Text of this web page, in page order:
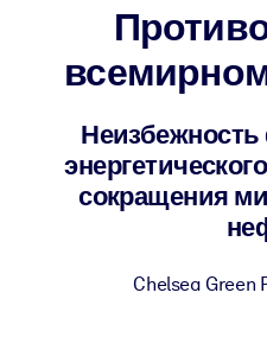
For LMS/LXP
Bring bite-sized, verified
learning results.
For Corporate Libraries
Enrich your corporate library
сокращения
Chelsea Green